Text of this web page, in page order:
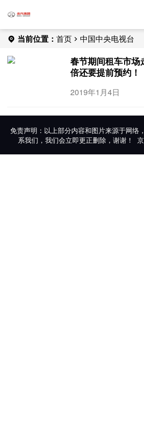
当前位置： 首页 中国中央电视台
春节期间租车市场
倍还要提前预约！
2019年1月4日
免责声明：以上部分内容和图片来源于网络
系我们，我们会立即更正删除，谢谢！